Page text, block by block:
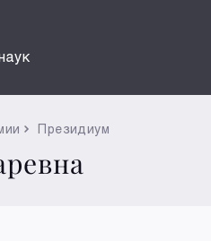
Президиум